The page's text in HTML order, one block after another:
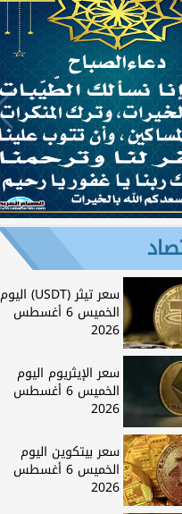
سعر تيثر (USDT) اليوم
الخميس 6 أغسطس
2026
سعر الإيثريوم اليوم
الخميس 6 أغسطس
2026
سعر بيتكوين اليوم
الخميس 6 أغسطس
2026